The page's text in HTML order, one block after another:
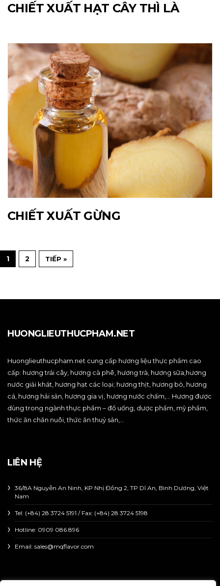
CHIẾT XUẤT HẠT CÂY THÌ LÀ
CHIẾT XUẤT GỪNG
1 2 TIẾP »
HUONGLIEUTHUCPHAM.NET
Huonglieuthucpham.net cung cấp hương liệu thực phẩm cao
cấp: hương trái cây, hương cà phê, hương trà, hương sữa,hương
nước giải khát, hương hạt các loại; hương thịt, hương bò, hương
cá, hương hải sản, hương gia vị, hương nước chấm,… Hương được
dùng trong ngành thực phẩm – đồ uống, dược phẩm, mỹ phẩm,
thức ăn chăn nuôi, thức ăn thuỷ sản,…
LIÊN HỆ
36/8A Nguyễn An Ninh, KP Nhị Đồng 2, TP Dĩ An, Bình Dương, Việt
Nam
Tel: (+84) 28 3724 5191 / Fax: (+84) 28 3724 5198
Hotline: 0909 086 896
Email: sales@mqflavor.com